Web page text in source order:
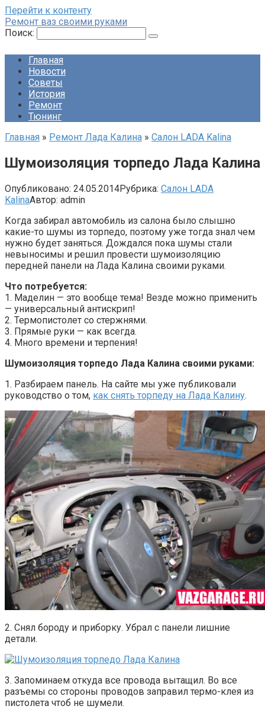
Перейти к контенту
Ремонт ваз своими руками
Поиск:
Главная
Новости
Советы
История
Ремонт
Тюнинг
Главная » Ремонт Лада Калина » Салон LADA Kalina
Шумоизоляция торпедо Лада Калина
Опубликовано: 24.05.2014Рубрика: Салон LADA
KalinaАвтор: admin
Когда забирал автомобиль из салона было слышно
какие-то шумы из торпедо, поэтому уже тогда знал чем
нужно будет заняться. Дождался пока шумы стали
невыносимы и решил провести шумоизоляцию
передней панели на Лада Калина своими руками.
Что потребуется:
1. Маделин — это вообще тема! Везде можно применить
— универсальный антискрип!
2. Термопистолет со стержнями.
3. Прямые руки — как всегда.
4. Много времени и терпения!
Шумоизоляция торпедо Лада Калина своими руками:
1. Разбираем панель. На сайте мы уже публиковали
руководство о том, как снять торпеду на Лада Калину.
2. Снял бороду и приборку. Убрал с панели лишние
детали.
3. Запоминаем откуда все провода вытащил. Во все
разъемы со стороны проводов заправил термо-клея из
пистолета чтоб не шумели.